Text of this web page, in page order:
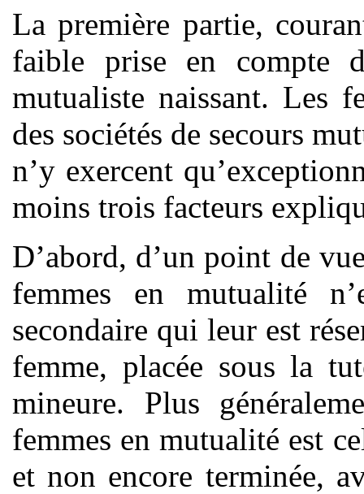
La première partie,
faible prise en compte
mutualiste naissant. Les
des sociétés de secours
n’y exercent
moins trois facteurs
D’abord, d’un point de
femmes en mutualité
secondaire qui leur est
femme, placée sous la
mineure. Plus
femmes en mutualité est
et non encore terminée,